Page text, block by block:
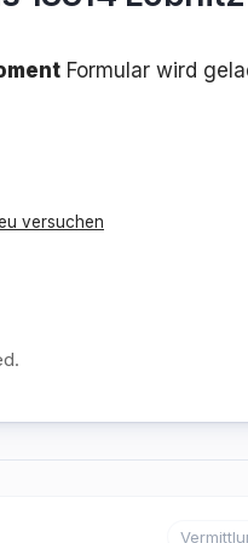
Formular wird
versuchen